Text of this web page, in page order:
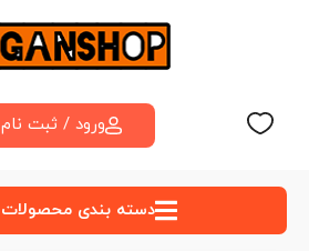
ورود / ثبت نام
دسته‌ بندی محصولات